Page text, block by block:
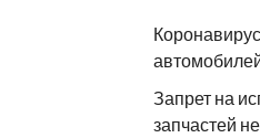
Запрет на
запчастей